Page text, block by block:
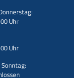
Uhr
Uhr